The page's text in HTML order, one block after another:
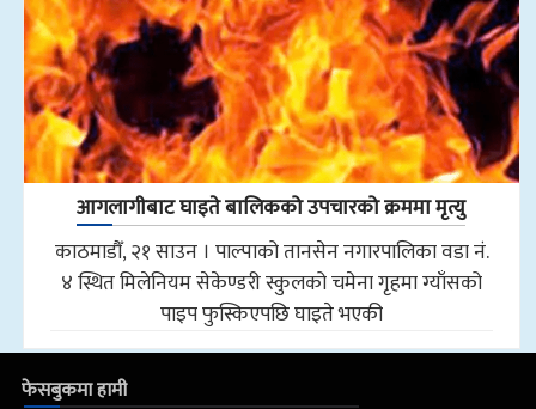
आगलागीबाट घाइते बालिकको उपचारको क्रममा मृत्यु
काठमाडौँ, २१ साउन । पाल्पाको तानसेन नगारपालिका वडा नं.
४ स्थित मिलेनियम सेकेण्डरी स्कुलको चमेना गृहमा ग्याँसको
पाइप फुस्किएपछि घाइते भएकी
फेसबुकमा हामी